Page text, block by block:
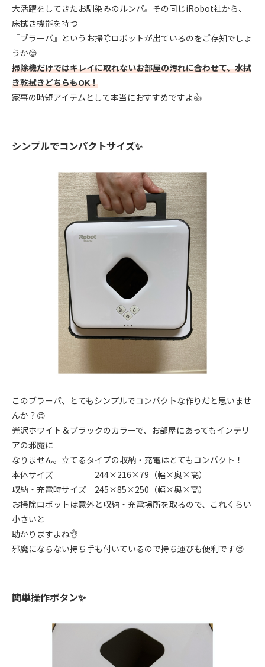
大活躍をしてきたお馴染みのルンバ。その同じiRobot社から、
床拭き機能を持つ
『ブラーバ』というお掃除ロボットが出ているのをご存知でしょ
うか😊
掃除機だけではキレイに取れないお部屋の汚れに合わせて、水拭
き乾拭きどちらもOK！
家事の時短アイテムとして本当におすすめですよ👍
シンプルでコンパクトサイズ✨
このブラーバ、とてもシンプルでコンパクトな作りだと思いませ
んか？😊
光沢ホワイト＆ブラックのカラーで、お部屋にあってもインテリ
アの邪魔に
なりません。立てるタイプの収納・充電はとてもコンパクト！
本体サイズ 244×216×79（幅×奥×高）
収納・充電時サイズ 245×85×250（幅×奥×高）
お掃除ロボットは意外と収納・充電場所を取るので、これくらい
小さいと
助かりますよね👌
邪魔にならない持ち手も付いているので持ち運びも便利です😊
簡単操作ボタン✨